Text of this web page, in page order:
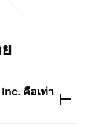
คือเท่า